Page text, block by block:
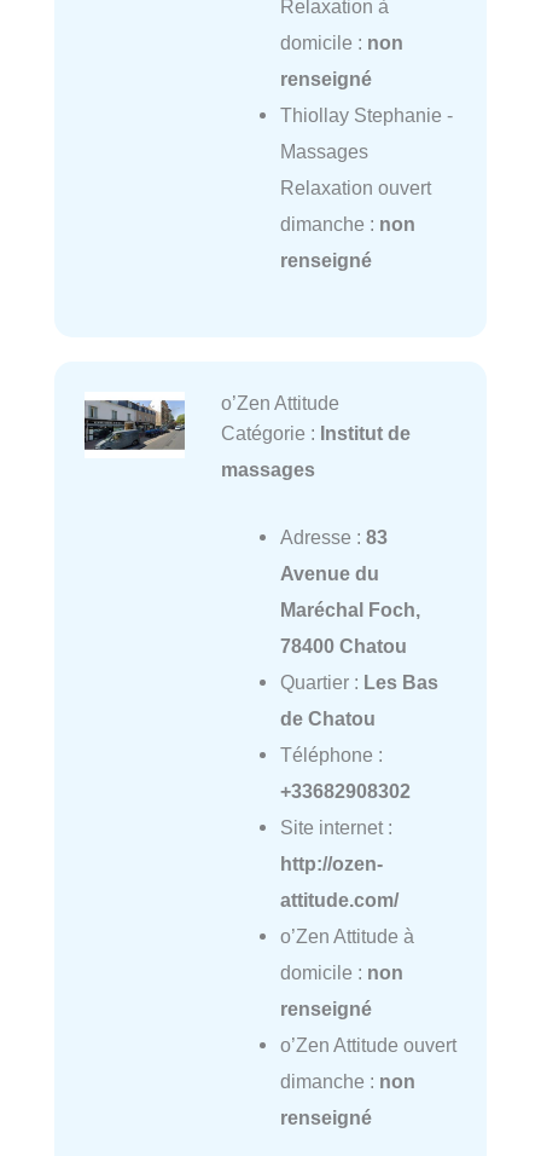
Relaxation à
domicile : non
renseigné
Thiollay Stephanie -
Massages
Relaxation ouvert
dimanche : non
renseigné
o’Zen Attitude
Catégorie : Institut de
massages
Adresse : 83
Avenue du
Maréchal Foch,
78400 Chatou
Quartier : Les Bas
de Chatou
Téléphone :
+33682908302
Site internet :
http://ozen-
attitude.com/
o’Zen Attitude à
domicile : non
renseigné
o’Zen Attitude ouvert
dimanche : non
renseigné